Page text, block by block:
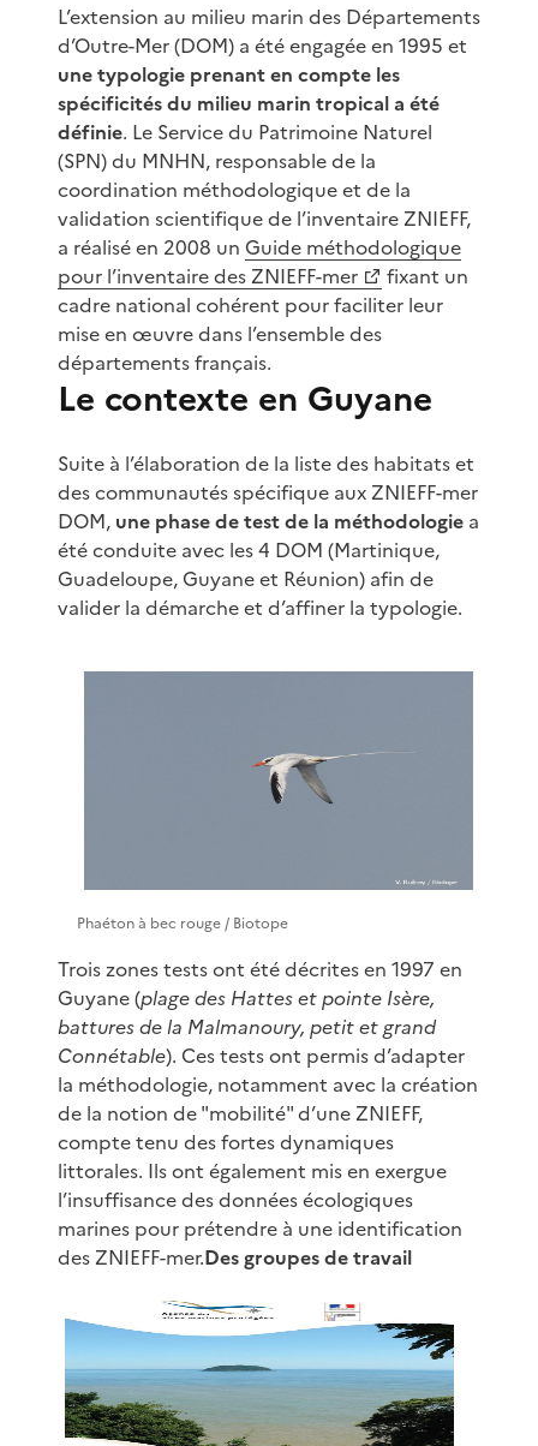
L’extension au milieu marin des Départements
d’Outre-Mer (DOM) a été engagée en 1995 et
une typologie prenant en compte les
spécificités du milieu marin tropical a été
définie. Le Service du Patrimoine Naturel
(SPN) du MNHN, responsable de la
coordination méthodologique et de la
validation scientifique de l’inventaire ZNIEFF,
a réalisé en 2008 un Guide méthodologique
pour l’inventaire des ZNIEFF-mer
fixant un
cadre national cohérent pour faciliter leur
mise en œuvre dans l’ensemble des
départements français.
Le contexte en Guyane
Suite à l’élaboration de la liste des habitats et
des communautés spécifique aux ZNIEFF-mer
DOM, une phase de test de la méthodologie a
été conduite avec les 4 DOM (Martinique,
Guadeloupe, Guyane et Réunion) afin de
valider la démarche et d’affiner la typologie.
Phaéton à bec rouge / Biotope
Trois zones tests ont été décrites en 1997 en
Guyane (plage des Hattes et pointe Isère,
battures de la Malmanoury, petit et grand
Connétable). Ces tests ont permis d’adapter
la méthodologie, notamment avec la création
de la notion de "mobilité" d’une ZNIEFF,
compte tenu des fortes dynamiques
littorales. Ils ont également mis en exergue
l’insuffisance des données écologiques
marines pour prétendre à une identification
des ZNIEFF-mer.Des groupes de travail